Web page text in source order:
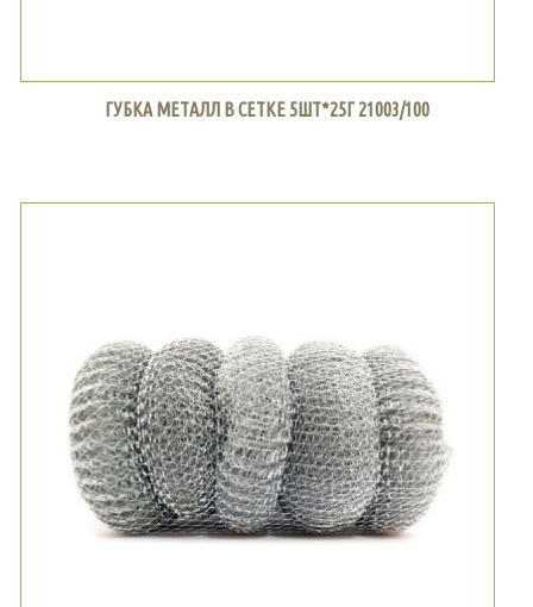
ГУБКА МЕТАЛЛ В СЕТКЕ 5ШТ*25Г 21003/100